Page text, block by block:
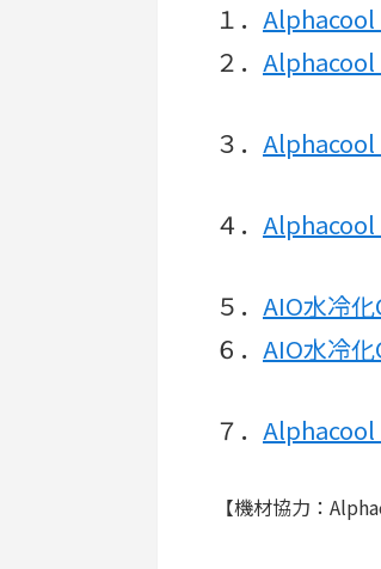
１． Alphacool
２． Alphacool
３． Alphacool
４． Alphacool
５． AIO水冷化
６． AIO水冷
７． Alphacool
【機材協力：